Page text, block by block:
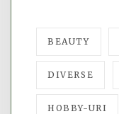
BEAUTY
DIVERSE
HOBBY-URI